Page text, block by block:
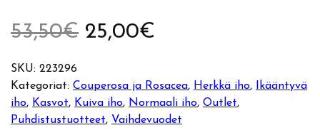
53,50€ A
k
u
25,00€
k
y
SKU: 223296
Kategoriat:Couperosa ja Rosacea, Herkkä iho,
Ikääntyvä
iho, Kasvot, Kuiva iho, Normaali iho, Outlet
Puhdistustuotteet, Vaihdevuodet